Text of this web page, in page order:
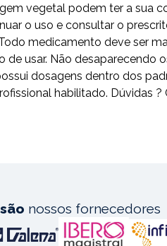
vegetal podem ter a sua
o uso e consultar o
medicamento deve ser
usar. Não
dosagens dentro dos
habilitado. Dúvidas
nossos fornecedores